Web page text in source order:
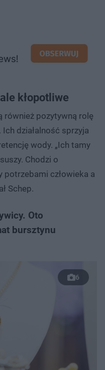
kłopotliwe
również pozytywną rolę
działalność sprzyja
wody. „Ich tamy
Chodzi o
potrzebami człowieka a
Schep.
Oto
bursztynu
6